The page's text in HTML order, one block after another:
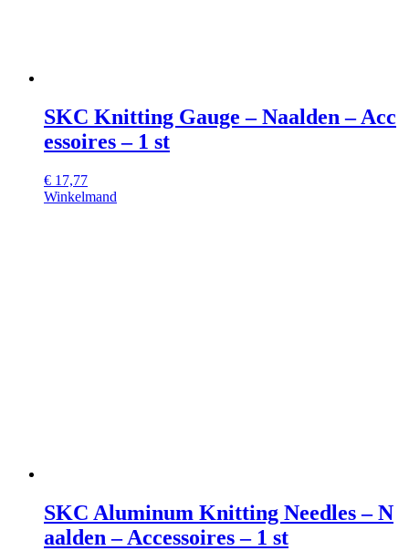
SKC Knitting Gauge – Naalden – Acc
essoires – 1 st
€ 17,77
Winkelmand
SKC Aluminum Knitting Needles – N
aalden – Accessoires – 1 st